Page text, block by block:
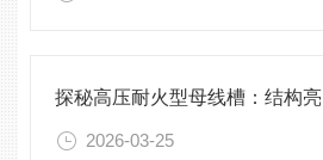
2026-03-25